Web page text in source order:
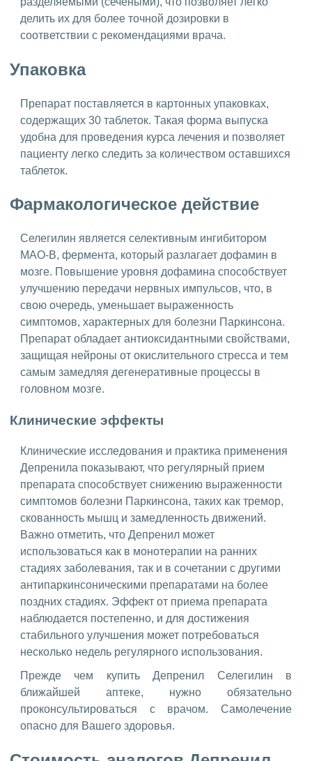
делить их для более точной дозировки в
соответствии с рекомендациями врача.
Упаковка
Препарат поставляется в картонных упаковках,
содержащих 30 таблеток. Такая форма выпуска
удобна для проведения курса лечения и позволяет
пациенту легко следить за количеством оставшихся
таблеток.
Фармакологическое действие
Селегилин является селективным ингибитором
МАО-B, фермента, который разлагает дофамин в
мозге. Повышение уровня дофамина способствует
улучшению передачи нервных импульсов, что, в
свою очередь, уменьшает выраженность
симптомов, характерных для болезни Паркинсона.
Препарат обладает антиоксидантными свойствами,
защищая нейроны от окислительного стресса и тем
самым замедляя дегенеративные процессы в
головном мозге.
Клинические эффекты
Клинические исследования и практика применения
Депренила показывают, что регулярный прием
препарата способствует снижению выраженности
симптомов болезни Паркинсона, таких как тремор,
скованность мышц и замедленность движений.
Важно отметить, что Депренил может
использоваться как в монотерапии на ранних
стадиях заболевания, так и в сочетании с другими
антипаркинсоническими препаратами на более
поздних стадиях. Эффект от приема препарата
наблюдается постепенно, и для достижения
стабильного улучшения может потребоваться
несколько недель регулярного использования.
Прежде чем купить Депренил Селегилин в
ближайшей аптеке, нужно обязательно
проконсультироваться с врачом. Самолечение
опасно для Вашего здоровья.